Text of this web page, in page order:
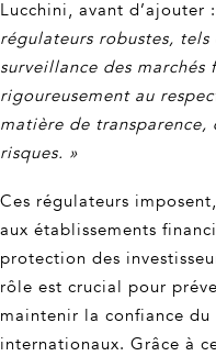
Lucchini, avant d’ajouter
régulateurs robustes,
surveillance des
rigoureusement au
matière de
risques. »
Ces régulateurs
aux établissements
protection des
rôle est crucial pour
maintenir la confiance
internationaux. Grâce à